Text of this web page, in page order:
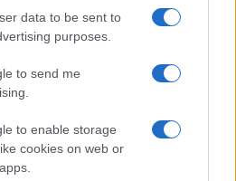
data to be sent to
purposes.
to send me
to enable storage
cookies on web or